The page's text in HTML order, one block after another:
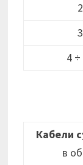
2
3
4 ÷
Кабели
в